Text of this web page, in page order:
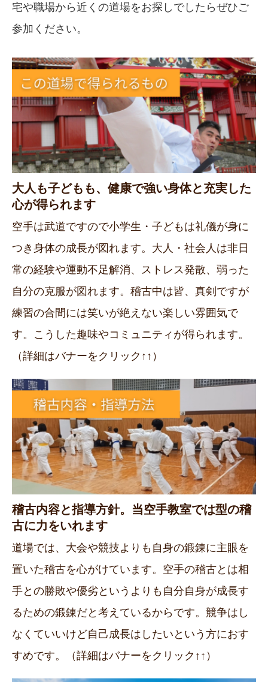
宅や職場から近くの道場をお探しでしたらぜひご
参加ください。
大人も子どもも、健康で強い身体と充実した
心が得られます
空手は武道ですので小学生・子どもは礼儀が身に
つき身体の成長が図れます。大人・社会人は非日
常の経験や運動不足解消、ストレス発散、弱った
自分の克服が図れます。稽古中は皆、真剣ですが
練習の合間には笑いが絶えない楽しい雰囲気で
す。こうした趣味やコミュニティが得られます。
（詳細はバナーをクリック↑↑）
稽古内容と指導方針。当空手教室では型の稽
古に力をいれます
道場では、大会や競技よりも自身の鍛錬に主眼を
置いた稽古を心がけています。空手の稽古とは相
手との勝敗や優劣というよりも自分自身が成長す
るための鍛錬だと考えているからです。競争はし
なくていいけど自己成長はしたいという方におす
すめです。（詳細はバナーをクリック↑↑）